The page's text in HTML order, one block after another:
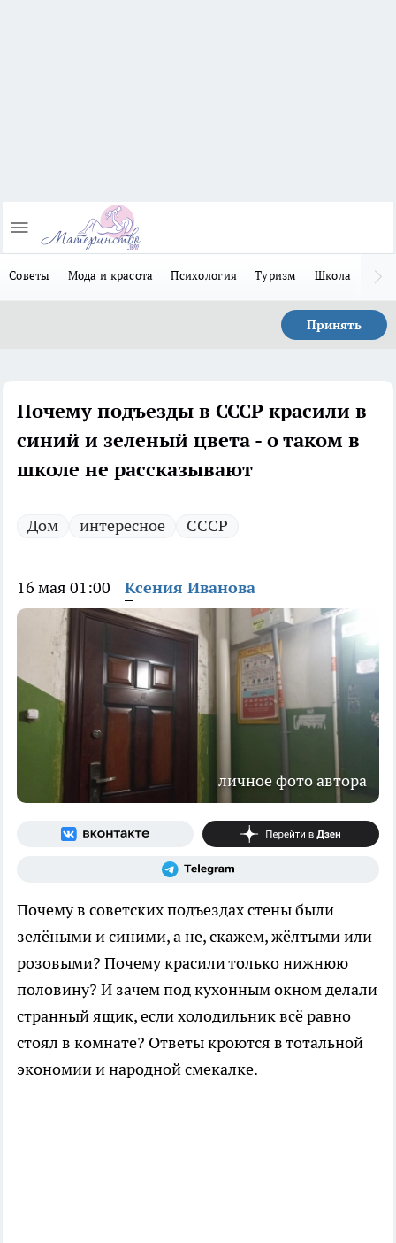
Советы Мода и красота Психология Туризм Школа
Принять
Почему подъезды в СССР красили в
синий и зеленый цвета - о таком в
школе не рассказывают
Дом интересное СССР
16 мая 01:00 Ксения Иванова
личное фото автора
Почему в советских подъездах стены были
зелёными и синими, а не, скажем, жёлтыми или
розовыми? Почему красили только нижнюю
половину? И зачем под кухонным окном делали
странный ящик, если холодильник всё равно
стоял в комнате? Ответы кроются в тотальной
экономии и народной смекалке.